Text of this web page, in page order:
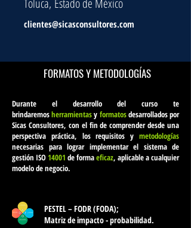
Toluca, Estado de México
clientes@sicasconsultores.com
FORMATOS Y METODOLOGÍAS
Durante el desarrollo del curso te
brindaremosherramientasy formatosdesarrollados por
Sicas Consultores, con el fin de comprender desde una
perspectiva práctica, los requisitos y metodologías
necesarias para lograr implementar el sistema de
gestión ISO 14001 de formaeficaz, aplicable a cualquier
modelo de negocio.
PESTEL – FODR (FODA);
Matriz de impacto - probabilidad.